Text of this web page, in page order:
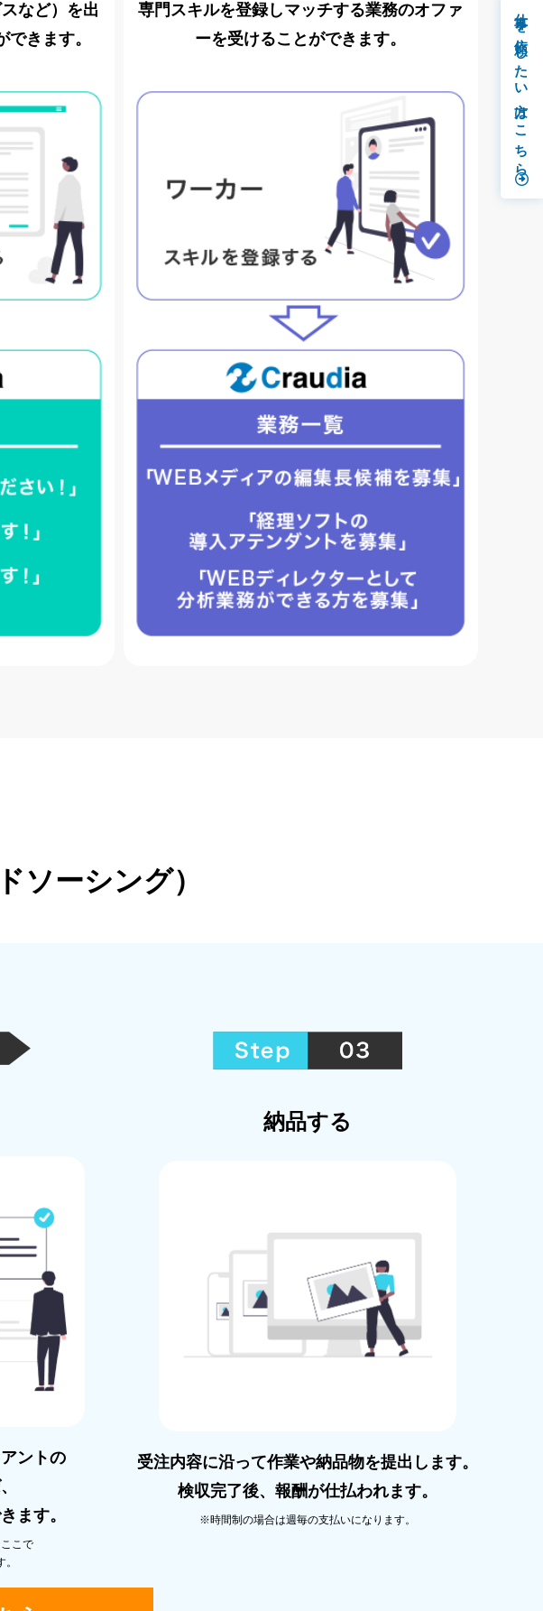
など）を出
きます。
専門スキルを登録しマッチする業務のオファ
ーを受けることができます。
ソーシング）
ントの
ます。
こで
納品する
受注内容に沿って作業や納品物を提出します。
検収完了後、報酬が仕払われます。
※時間制の場合は週毎の⽀払いになります。
仕事を依頼したい方はこちら